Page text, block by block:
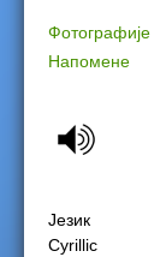
a
h
Фотографије
Напомене
Језик
Cyrillic